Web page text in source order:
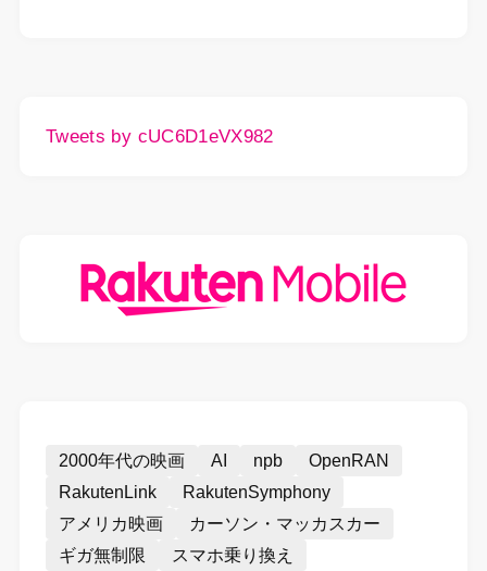
Tweets by cUC6D1eVX982
2000年代の映画 AI npb
OpenRAN
RakutenLink
RakutenSymphony
アメリカ映画
カーソン・マッカスカー
ギガ無制限
スマホ乗り換え